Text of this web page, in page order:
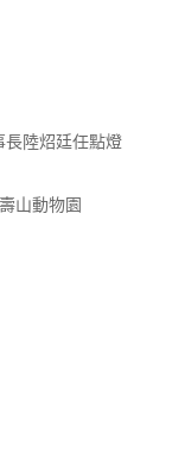
陸炤廷任點燈
山動物園